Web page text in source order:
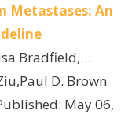
Metastases: An
Bradfield,…
D. Brown
May 06,